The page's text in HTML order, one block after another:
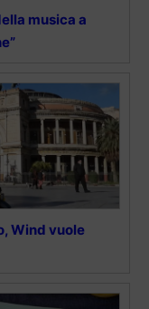
musica a
Wind vuole